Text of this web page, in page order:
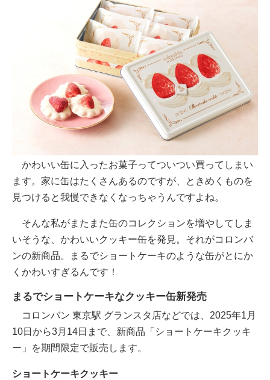
かわいい缶に入ったお菓子ってついつい買ってしまい
ます。家に缶はたくさんあるのですが、ときめくものを
見つけると我慢できなくなっちゃうんですよね。
そんな私がまたまた缶のコレクションを増やしてしま
いそうな、かわいいクッキー缶を発見。それがコロンバ
ンの新商品。まるでショートケーキのような缶がとにか
くかわいすぎるんです！
まるでショートケーキなクッキー缶新発売
コロンバン 東京駅 グランスタ店などでは、2025年1月
10日から3月14日まで、新商品「ショートケーキクッキ
ー」を期間限定で販売します。
ショートケーキクッキー